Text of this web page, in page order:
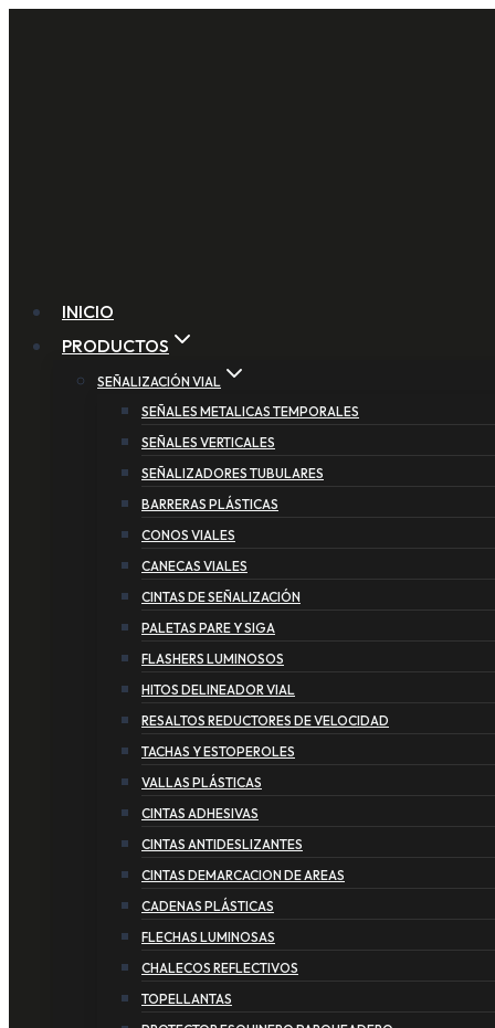
INICIO
PRODUCTOS
SEÑALIZACIÓN VIAL
SEÑALES METALICAS TEMPORALES
SEÑALES VERTICALES
SEÑALIZADORES TUBULARES
BARRERAS PLÁSTICAS
CONOS VIALES
CANECAS VIALES
CINTAS DE SEÑALIZACIÓN
PALETAS PARE Y SIGA
FLASHERS LUMINOSOS
HITOS DELINEADOR VIAL
RESALTOS REDUCTORES DE VELOCIDAD
TACHAS Y ESTOPEROLES
VALLAS PLÁSTICAS
CINTAS ADHESIVAS
CINTAS ANTIDESLIZANTES
CINTAS DEMARCACION DE AREAS
CADENAS PLÁSTICAS
FLECHAS LUMINOSAS
CHALECOS REFLECTIVOS
TOPELLANTAS